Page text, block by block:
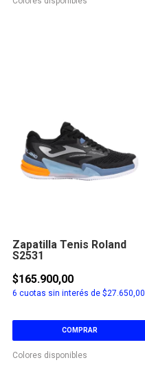
Zapatilla Tenis Roland
S2531
$165.900,00
6 cuotas sin interés de $27.650,00
COMPRAR
Colores disponibles